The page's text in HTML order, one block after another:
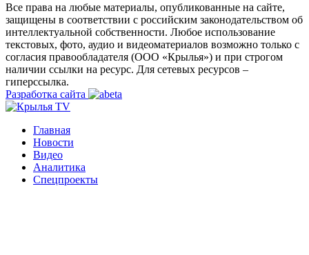
Все права на любые материалы, опубликованные на сайте,
защищены в соответствии с российским законодательством об
интеллектуальной собственности. Любое использование
текстовых, фото, аудио и видеоматериалов возможно только с
согласия правообладателя (ООО «Крылья») и при строгом
наличии ссылки на ресурс. Для сетевых ресурсов –
гиперссылка.
Разработка сайта
Главная
Новости
Видео
Аналитика
Спецпроекты